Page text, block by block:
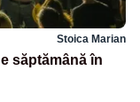
Stoica Marian
săptămână în